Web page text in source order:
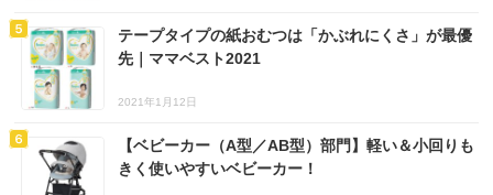
テープタイプの紙おむつは「かぶれにくさ」が最優
先｜ママベスト2021
2021年1月12日
【ベビーカー（A型／AB型）部門】軽い＆小回りも
きく使いやすいベビーカー！